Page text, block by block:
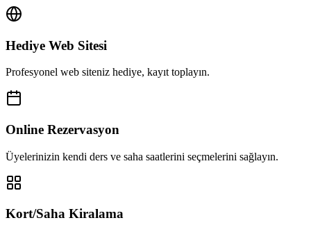
Hediye Web Sitesi
Profesyonel web siteniz hediye, kayıt toplayın.
Online Rezervasyon
Üyelerinizin kendi ders ve saha saatlerini seçmelerini sağlayın.
Kort/Saha Kiralama